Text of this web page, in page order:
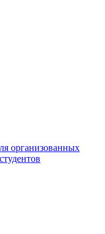
организованных